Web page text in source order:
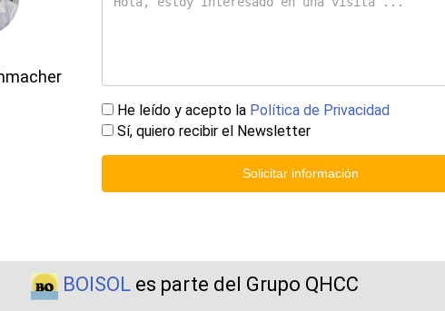
He leído y acepto la Política de Privacidad
Sí, quiero recibir el Newsletter
Solicitar información
BOISOLes parte del Grupo QHCC